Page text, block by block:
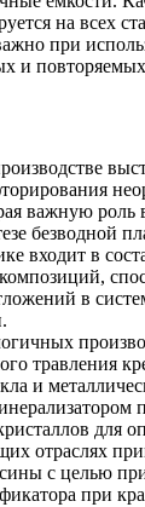
на всех
при
и повторяемых
важную роль
безводной
входит в
в
травления
и
для
отраслях
с целью
при